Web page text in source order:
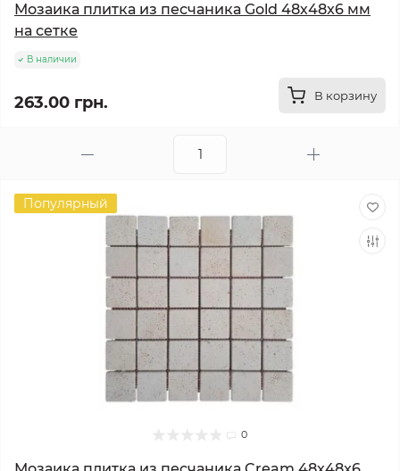
Мозаика плитка из песчаника Gold 48х48x6 мм
на сетке
В наличии
263.00 грн. В корзину
Популярный
0